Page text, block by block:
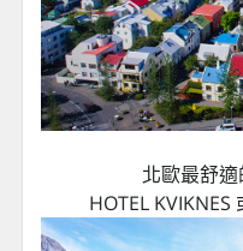
北歐最舒
HOTEL